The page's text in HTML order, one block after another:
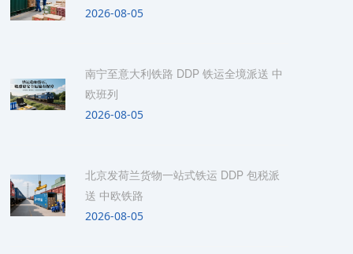
2026-08-05
南宁至意大利铁路 DDP 铁运全境派送 中
欧班列
2026-08-05
北京发荷兰货物一站式铁运 DDP 包税派
送 中欧铁路
2026-08-05